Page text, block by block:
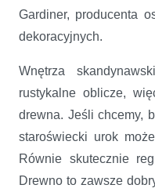
Gardiner, producenta
dekoracyjnych.
Wnętrza
rustykalne oblicze,
drewna. Jeśli chcemy,
staroświecki urok
Równie skutecznie
Drewno to zawsze